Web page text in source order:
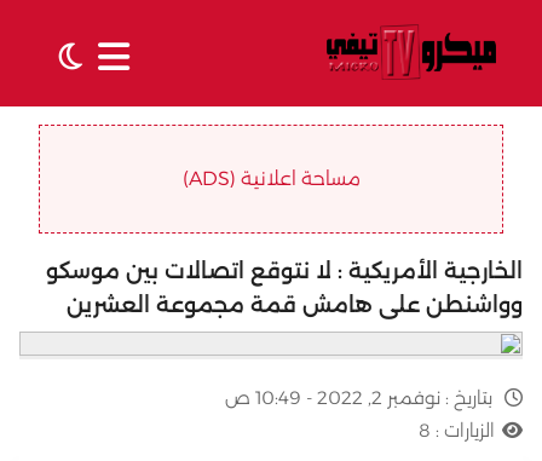
مساحة اعلانية (ADS)
الخارجية الأمريكية : لا نتوقع اتصالات بين موسكو
وواشنطن على هامش قمة مجموعة العشرين
بتاريخ : نوفمبر 2, 2022 - 10:49 ص
الزيارات : 8